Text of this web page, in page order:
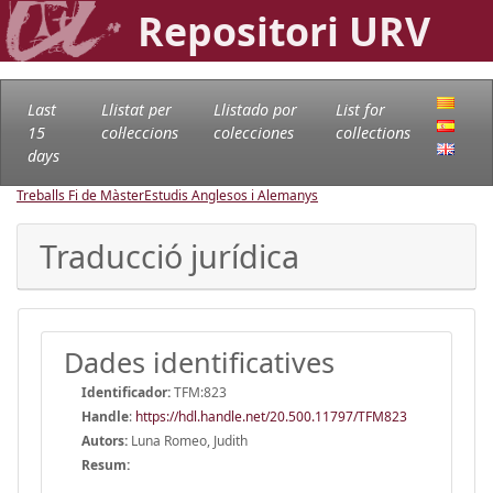
Repositori URV
Last
15
days
Llistat per
col·leccions
Llistado por
colecciones
List for
collections
Treballs Fi de MàsterEstudis Anglesos i Alemanys
Traducció jurídica
Dades identificatives
Identificador:TFM:823
Handle: https://hdl.handle.net/20.500.11797/TFM823
Autors: Luna Romeo, Judith
Resum: